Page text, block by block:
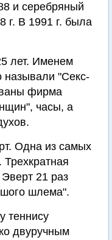
и серебряный
г. В 1991 г. была
лет. Именем
называли "Секс-
фирма
часы, а
Одна из самых
Трехкратная
21 раз
шлема".
теннису
двуручным